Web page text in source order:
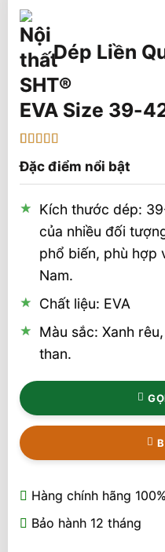
Dép Liền
EVA Size 39-
trên 5 dựa
trênđánh
giá
Đặc điểm nổi bật
Kích thước dép:
của nhiều đối
phổ biến, phù hợp
Nam.
Chất liệu: EVA
Màu sắc: Xanh
than.
Hàng chính hãng 100%
Bảo hành 12 tháng